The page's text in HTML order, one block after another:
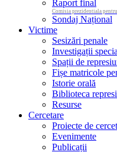
Raport final
Comisia prezidentiala
Sondaj Național
Victime
Sesizări penale
Investigații
Spații de
Fișe matricole
Istorie orală
Biblioteca
Resurse
Cercetare
Proiecte de
Evenimente
Publicații